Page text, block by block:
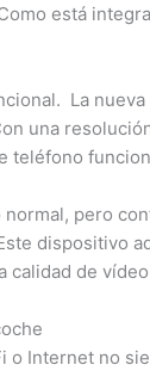
está
La
una
teléfono
pero
dispositivo
calidad de
o Internet no